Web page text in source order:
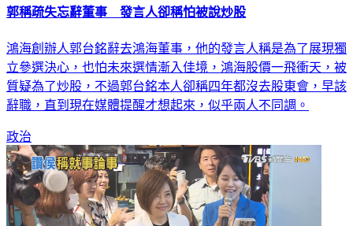
郭稱疏失忘辭董事 發言人卻稱怕被說炒股
鴻海創辦人郭台銘辭去鴻海董事，他的發言人稱是為了展現獨
立參選決心，也怕未來選情漸入佳境，鴻海股價一飛衝天，被
質疑為了炒股，不過郭台銘本人卻稱四年都沒去股東會，早該
辭職，直到現在媒體提醒才想起來，似乎兩人不同調。
政治